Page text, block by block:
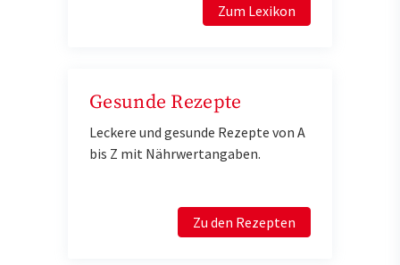
Zum Lexikon
Gesunde Rezepte
Leckere und gesunde Rezepte von A
bis Z mit Nährwertangaben.
Zu den Rezepten